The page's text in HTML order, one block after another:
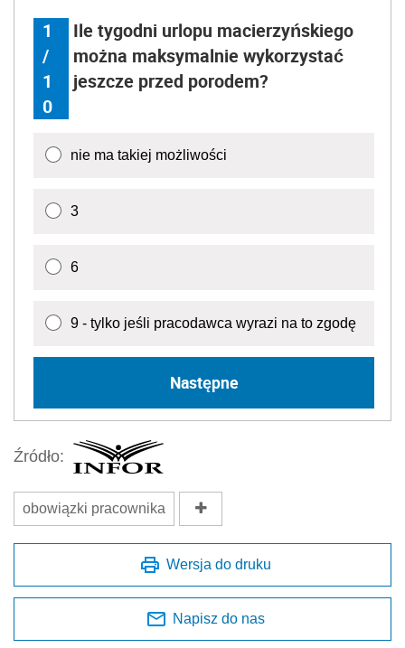
1
/
1
0
Ile tygodni urlopu macierzyńskiego
można maksymalnie wykorzystać
jeszcze przed porodem?
nie ma takiej możliwości
3
6
9 - tylko jeśli pracodawca wyrazi na to zgodę
Następne
Źródło:
obowiązki pracownika
Wersja do druku
Napisz do nas